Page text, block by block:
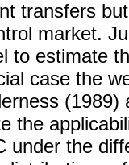
transfers
market.
to estimate
case the
the
under the